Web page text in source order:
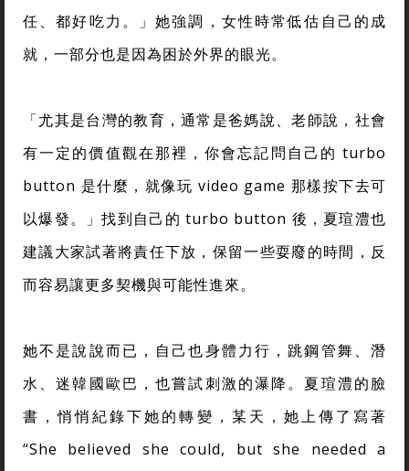
任、都好吃力。」她強調，女性時常低估自己的成
就，一部分也是因為困於外界的眼光。
「尤其是台灣的教育，通常是爸媽說、老師說，社會
有一定的價值觀在那裡，你會忘記問自己的 turbo
button 是什麼，就像玩 video game 那樣按下去可
以爆發。」找到自己的 turbo button 後，夏瑄澧也
建議大家試著將責任下放，保留一些耍廢的時間，反
而容易讓更多契機與可能性進來。
她不是說說而已，自己也身體力行，跳鋼管舞、潛
水、迷韓國歐巴，也嘗試刺激的瀑降。夏瑄澧的臉
書，悄悄紀錄下她的轉變，某天，她上傳了寫著
“She believed she could, but she needed a